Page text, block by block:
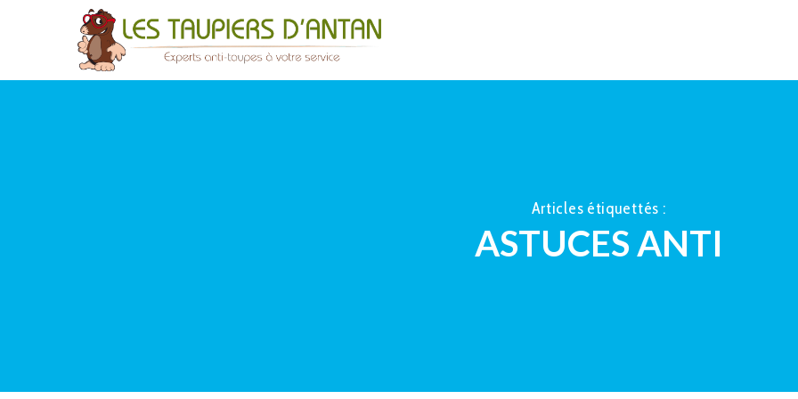
Articles étiquettés :
ASTUCES ANTI